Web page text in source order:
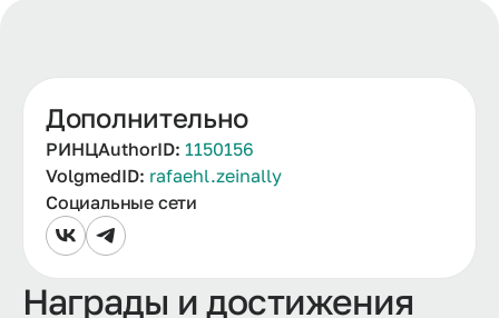
Награды и достижения
Дополнительно
РИНЦAuthorID: 1150156
VolgmedID: rafaehl.zeinally
Социальные сети